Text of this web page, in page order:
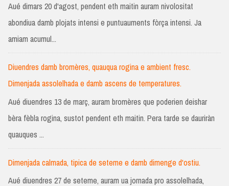
Aué dimars 20 d'agost, pendent eth maitin auram nivolositat
abondiua damb plojats intensi e puntuauments fòrça intensi. Ja
amiam acumul...
Diuendres damb bromères, quauqua rogina e ambient fresc.
Dimenjada assolelhada e damb ascens de temperatures.
Aué diuendres 13 de març, auram bromères que poderien deishar
bèra fèbla rogina, sustot pendent eth maitin. Pera tarde se dauriràn
quauques ...
Dimenjada calmada, tipica de seteme e damb dimenge d'ostiu.
Aué diuendres 27 de seteme, auram ua jornada pro assolelhada,